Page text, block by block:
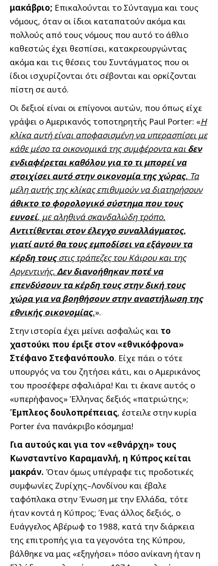
μακάβριο; Επικαλούνται το Σύνταγμα και τους
νόμους, όταν οι ίδιοι καταπατούν ακόμα και
πολλούς από τους νόμους που αυτό το άθλιο
καθεστώς έχει θεσπίσει, κατακρεουργώντας
ακόμα και τις θέσεις του Συντάγματος που οι
ίδιοι ισχυρίζονται ότι σέβονται και ορκίζονται
πίστη σε αυτό.
Οι δεξιοί είναι οι επίγονοι αυτών, που όπως είχε
γράψει ο Αμερικανός τοποτηρητής Paul Porter: «Η
κλίκα αυτή είναι αποφασισμένη να υπερασπίσει με
κάθε μέσο τα οικονομικά της συμφέροντα και δεν
ενδιαφέρεται καθόλου για το τι μπορεί να
στοιχίσει αυτό στην οικονομία της χώρας. Τα
μέλη αυτής της κλίκας επιθυμούν να διατηρήσουν
άθικτο το φορολογικό σύστημα που τους
ευνοεί, με αληθινά σκανδαλώδη τρόπο.
Αντιτίθενται στον έλεγχο συναλλάγματος,
γιατί αυτό θα τους εμποδίσει να εξάγουν τα
κέρδη τουςστις τράπεζες του Κάιρου και της
Αργεντινής. Δεν διανοήθηκαν ποτέ να
επενδύσουν τα κέρδη τους στην δική τους
χώρα για να βοηθήσουν στην αναστήλωση της
εθνικής οικονομίας.».
Στην ιστορία έχει μείνει ασφαλώς και το
χαστούκι που έριξε στον «εθνικόφρονα»
Στέφανο Στεφανόπουλο. Είχε πάει ο τότε
υπουργός να του ζητήσει κάτι, και ο Αμερικάνος
του προσέφερε σφαλιάρα! Και τι έκανε αυτός ο
«υπερήφανος» Έλληνας δεξιός «πατριώτης»;
Έμπλεος δουλοπρέπειας, έστειλε στην κυρία
Porter ένα πανάκριβο κόσμημα!
Για αυτούς και για τον «εθνάρχη» τους
Κωνσταντίνο Καραμανλή, η Κύπρος κείται
μακράν. Όταν όμως υπέγραφε τις προδοτικές
συμφωνίες Ζυρίχης–Λονδίνου και έβαλε
ταφόπλακα στην Ένωση με την Ελλάδα, τότε
ήταν κοντά η Κύπρος; Ένας άλλος δεξιός, ο
Ευάγγελος Αβέρωφ το 1988, κατά την διάρκεια
της επιτροπής για τα γεγονότα της Κύπρου,
βάλθηκε να μας «εξηγήσει» πόσο ανίκανη ήταν η